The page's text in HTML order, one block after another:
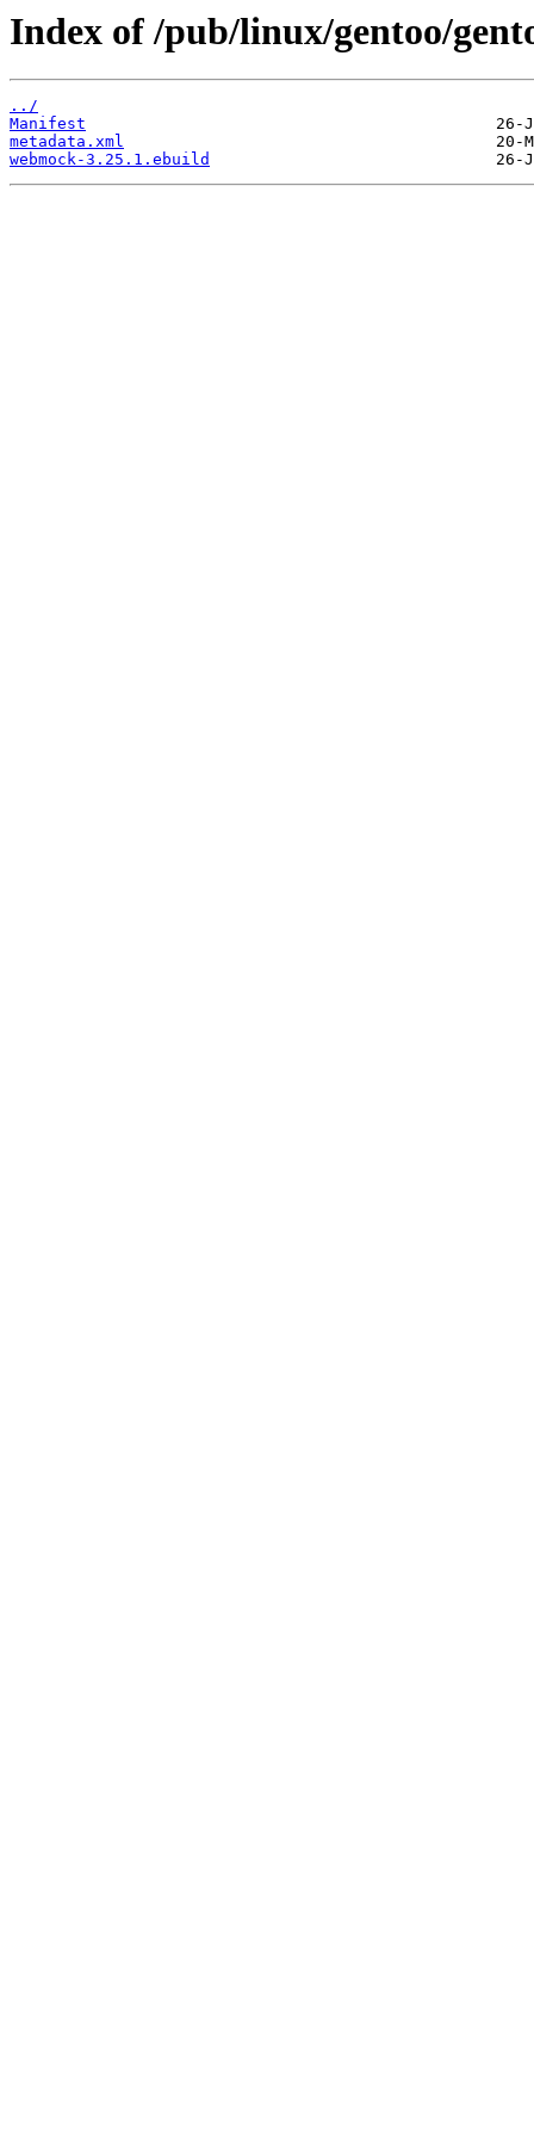
Index of /pub/linux/gentoo/
../
Manifest
metadata.xml
webmock-3.25.1.ebuild